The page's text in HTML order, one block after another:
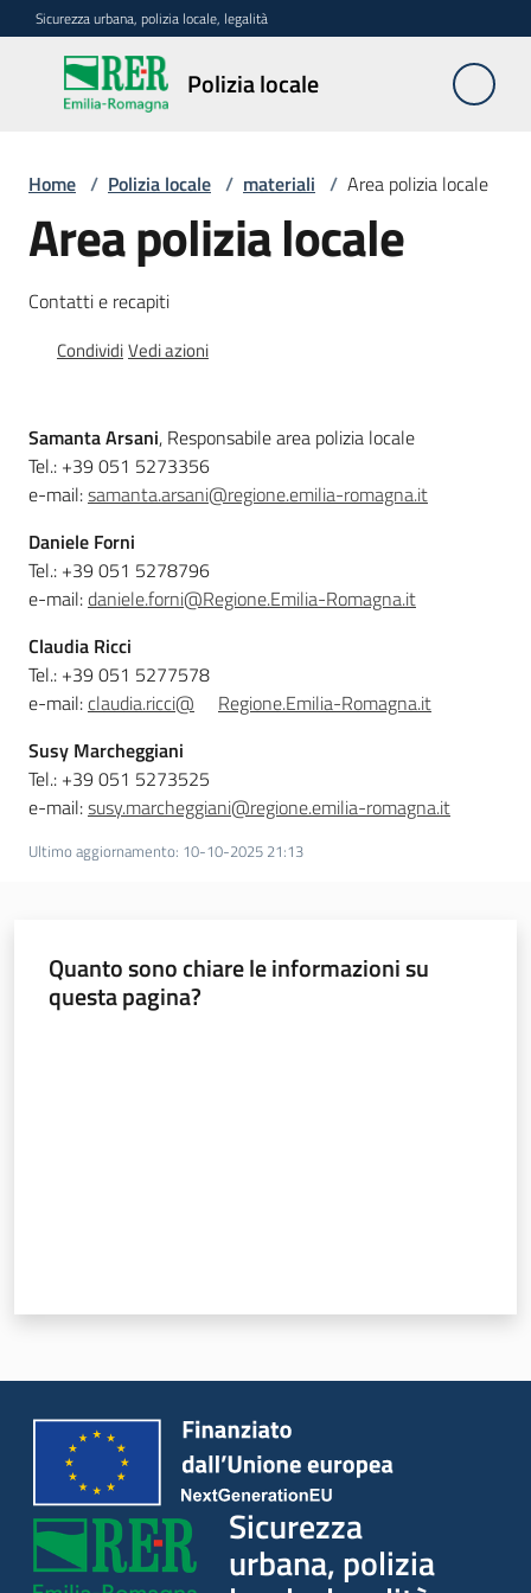
Vai al contenuto
Vai alla navigazione
Vai al footer
Sicurezza urbana, polizia locale, legalità
Polizia locale
Polizia
locale
polizia
in
Romagna
regionali
Normativa
Sicurezza
urbana,
polizia
locale,
legalità
Leggi Atti Bandi
Home / Polizia locale / materiali / Area polizia locale
Area polizia locale
Contatti e recapiti
CondividiVedi azioni
Samanta Arsani, Responsabile area polizia locale
Tel.: +39 051 5273356
e-mail:samanta.arsani@regione.emilia-romagna.it
Daniele Forni
Tel.: +39 051 5278796
e-mail:daniele.forni@Regione.Emilia-Romagna.it
Claudia Ricci
Tel.: +39 051 5277578
e-mail:claudia.ricci@
Regione.Emilia-Romagna.it
Susy Marcheggiani
Tel.: +39 051 5273525
e-mail:susy.marcheggiani@regione.emilia-romagna.it
Ultimo aggiornamento: 10-10-2025 21:13
Quanto sono chiare le informazioni su
questa pagina?
Sicurezza
urbana, polizia